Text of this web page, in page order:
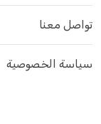
تواصل معنا
سياسة الخصوصية